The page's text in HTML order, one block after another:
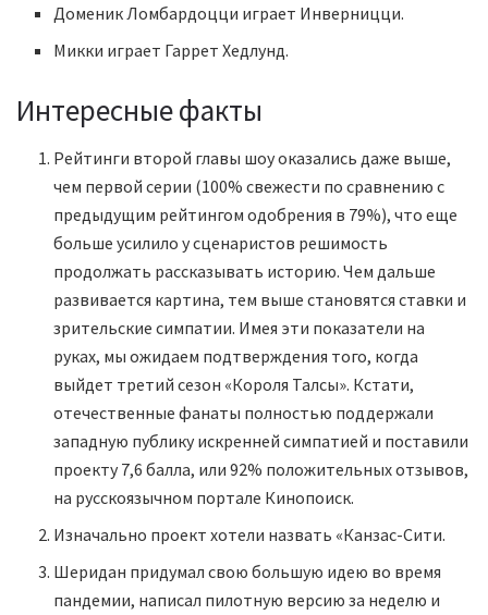
Доменик Ломбардоцци играет Инверницци.
Микки играет Гаррет Хедлунд.
Интересные факты
Рейтинги второй главы шоу оказались даже выше,
чем первой серии (100% свежести по сравнению с
предыдущим рейтингом одобрения в 79%), что еще
больше усилило у сценаристов решимость
продолжать рассказывать историю. Чем дальше
развивается картина, тем выше становятся ставки и
зрительские симпатии. Имея эти показатели на
руках, мы ожидаем подтверждения того, когда
выйдет третий сезон «Короля Талсы». Кстати,
отечественные фанаты полностью поддержали
западную публику искренней симпатией и поставили
проекту 7,6 балла, или 92% положительных отзывов,
на русскоязычном портале Кинопоиск.
Изначально проект хотели назвать «Канзас-Сити.
Шеридан придумал свою большую идею во время
пандемии, написал пилотную версию за неделю и